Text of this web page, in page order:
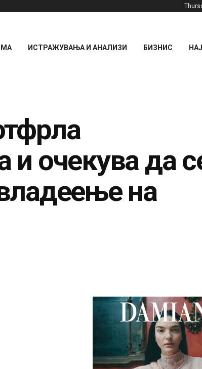
ИСТРАЖУВАЊА И АНАЛИЗИ БИЗНИС
и очекува да
на